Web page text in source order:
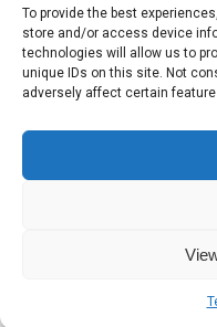
To provide the best
store and/or access device
technologies will allow us to
unique IDs on this site. Not
adversely affect certain
Sobre